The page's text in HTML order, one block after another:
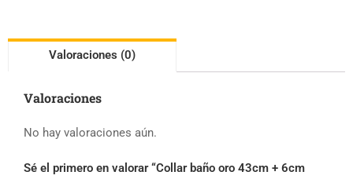
Valoraciones (0)
Valoraciones
No hay valoraciones aún.
Sé el primero en valorar “Collar baño oro 43cm + 6cm